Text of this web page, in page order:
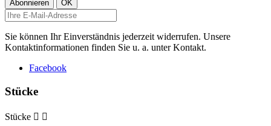
Sie können Ihr Einverständnis jederzeit widerrufen. Unsere
Kontaktinformationen finden Sie u. a. unter Kontakt.
Facebook
Stücke
Stücke  